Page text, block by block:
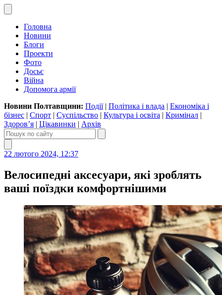
Головна
Новини
Блоги
Проекти
Фото
Досьє
Війна
Допомога армії
Новини Полтавщини: Події| Політика і влада | Економіка і
бізнес | Спорт | Суспільство | Культура і освіта | Кримінал |
Здоров’я | Цікавинки | Архів
22 лютого 2024, 12:37
Велосипедні аксесуари, які зроблять
ваші поїздки комфортнішими